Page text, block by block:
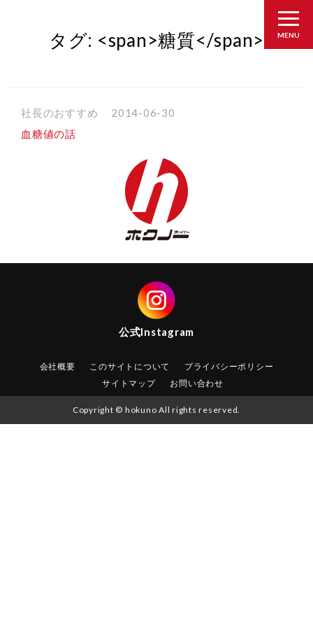
MENU
タグ: <span>糖質</span>
社長のおすすめ
2014-06-30
血糖値の話
公式Instagram
会社概要 このサイトについて
プライバシーポリシー
サイトマップ
お問い合わせ
Copyright © hokuno All rights reserved.